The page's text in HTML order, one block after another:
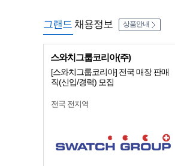
그랜드 채용정보 상품안내
스와치그룹코리아(주)
[스와치그룹코리아] 전국 매장 판매
직(신입/경력) 모집
전국 전지역